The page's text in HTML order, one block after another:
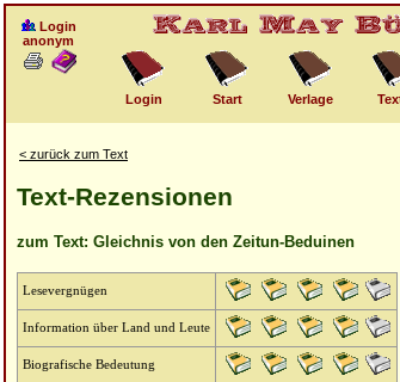
Login
anonym
Login Start Verlage
< zurück zum Text
Text-Rezensionen
zum Text: Gleichnis von den Zeitun-Beduinen
Lesevergnügen
Information über Land und Leute
Biografische Bedeutung